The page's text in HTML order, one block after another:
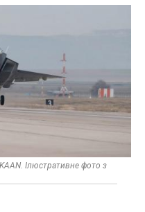
Ілюстративне фото з